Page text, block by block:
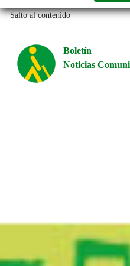
Salto al contenido
Boletín
Noticias